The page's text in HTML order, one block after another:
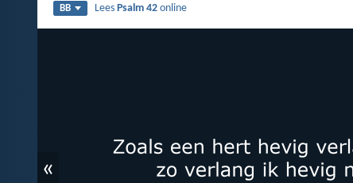
BB Lees Psalm 42 online
«